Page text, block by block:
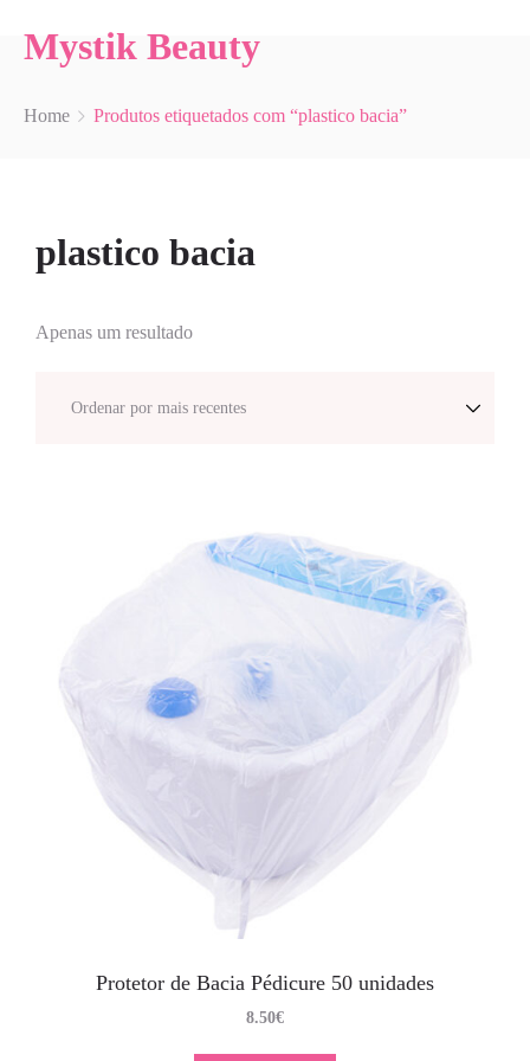
Mystik Beauty
Home Produtos etiquetados com “plastico bacia”
plastico bacia
Apenas um resultado
Protetor de Bacia Pédicure 50 unidades
8.50€